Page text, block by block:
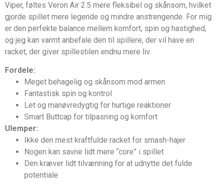
Viper, føltes Veron Air 2.5 mere fleksibel og skånsom, hvilket
gjorde spillet mere legende og mindre anstrengende. For mig
er den perfekte balance mellem komfort, spin og hastighed,
og jeg kan varmt anbefale den til spillere, der vil have en
racket, der giver spillestilen endnu mere liv.
Fordele:
Meget behagelig og skånsom mod armen
Fantastisk spin og kontrol
Let og manøvredygtig for hurtige reaktioner
Smart Buttcap for tilpasning og komfort
Ulemper:
Ikke den mest kraftfulde racket for smash-hajer
Nogen kan savne lidt mere “core” i spillet
Den kræver lidt tilvænning for at udnytte det fulde
potentiale